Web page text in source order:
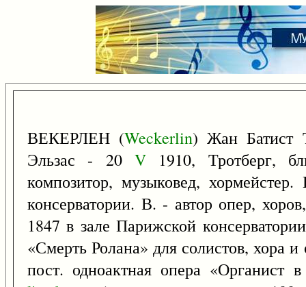
ВЕКЕРЛЕН (Weckerlin) Жан Батист
Эльзас - 20 V 1910, Тротберг,
композитор, музыковед,
консерватории. В. - автор опер,
1847 в зале Парижской
«Смерть Ролана» для солистов, хора
пост. одноактная опера «Органист